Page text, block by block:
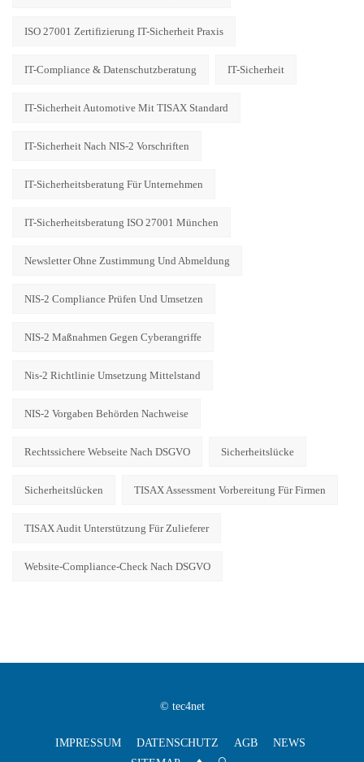
ISO 27001 Zertifizierung IT-Sicherheit Praxis
IT-Compliance & Datenschutzberatung IT-Sicherheit
IT-Sicherheit Automotive Mit TISAX Standard
IT-Sicherheit Nach NIS-2 Vorschriften
IT-Sicherheitsberatung Für Unternehmen
IT-Sicherheitsberatung ISO 27001 München
Newsletter Ohne Zustimmung Und Abmeldung
NIS-2 Compliance Prüfen Und Umsetzen
NIS-2 Maßnahmen Gegen Cyberangriffe
Nis-2 Richtlinie Umsetzung Mittelstand
NIS-2 Vorgaben Behörden Nachweise
Rechtssichere Webseite Nach DSGVO Sicherheitslücke
Sicherheitslücken TISAX Assessment Vorbereitung Für Firmen
TISAX Audit Unterstützung Für Zulieferer
Website-Compliance-Check Nach DSGVO
© tec4net
IMPRESSUM DATENSCHUTZ AGB
NEWS